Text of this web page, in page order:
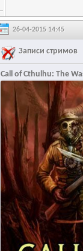
26-04-2015 14:45
Записи стримов
Call of Cthulhu: The